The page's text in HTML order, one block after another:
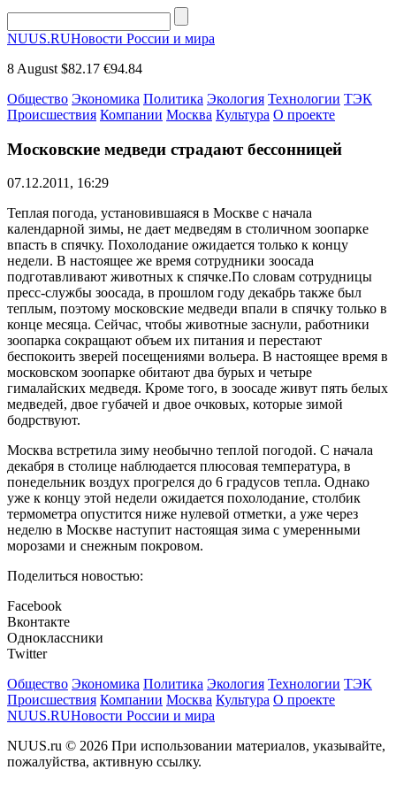
NUUS.RUНовости России и мира
8 August $82.17 €94.84
Общество Экономика Политика Экология Технологии ТЭК
Происшествия Компании Москва Культура О проекте
Московские медведи страдают бессонницей
07.12.2011, 16:29
Теплая погода, установившаяся в Москве с начала
календарной зимы, не дает медведям в столичном зоопарке
впасть в спячку. Похолодание ожидается только к концу
недели. В настоящее же время сотрудники зоосада
подготавливают животных к спячке.По словам сотрудницы
пресс-службы зоосада, в прошлом году декабрь также был
теплым, поэтому московские медведи впали в спячку только в
конце месяца. Сейчас, чтобы животные заснули, работники
зоопарка сокращают объем их питания и перестают
беспокоить зверей посещениями вольера. В настоящее время в
московском зоопарке обитают два бурых и четыре
гималайских медведя. Кроме того, в зоосаде живут пять белых
медведей, двое губачей и двое очковых, которые зимой
бодрствуют.
Москва встретила зиму необычно теплой погодой. С начала
декабря в столице наблюдается плюсовая температура, в
понедельник воздух прогрелся до 6 градусов тепла. Однако
уже к концу этой недели ожидается похолодание, столбик
термометра опустится ниже нулевой отметки, а уже через
неделю в Москве наступит настоящая зима с умеренными
морозами и снежным покровом.
Поделиться новостью:
Facebook
Вконтакте
Одноклассники
Twitter
Общество Экономика Политика Экология Технологии ТЭК
Происшествия Компании Москва Культура О проекте
NUUS.RUНовости России и мира
NUUS.ru © 2026 При использовании материалов, указывайте,
пожалуйства, активную ссылку.